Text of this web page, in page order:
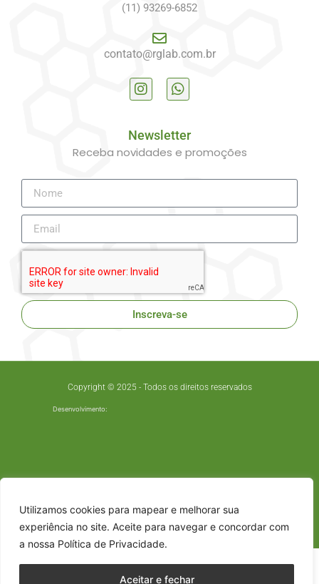
Utilizamos cookies para mapear e melhorar sua
experiência no site. Aceite para navegar e concordar com
a nossa Política de Privacidade.
Aceitar e fechar
(11) 93269-6852
contato@rglab.com.br
Newsletter
Receba novidades e promoções
Inscreva-se
Copyright © 2025 - Todos os direitos reservados
Desenvolvimento: